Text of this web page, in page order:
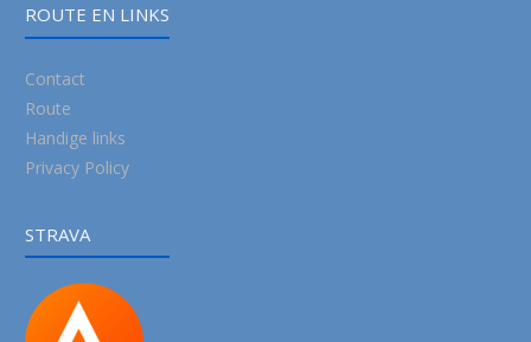
ROUTE EN LINKS
Contact
Route
Handige links
Privacy Policy
STRAVA